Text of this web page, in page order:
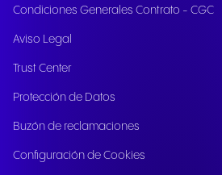
Condiciones Generales Contrato - CGC
Aviso Legal
Trust Center
Protección de Datos
Buzón de reclamaciones
Configuración de Cookies